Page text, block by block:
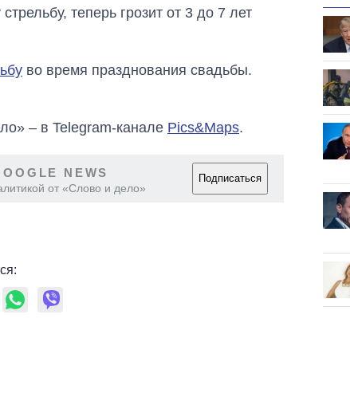
теперь грозит от 3 до 7 лет
во время празднования свадьбы.
– в Telegram-канале Pics&Maps.
NEWS
от «Слово и дело»
Подписаться